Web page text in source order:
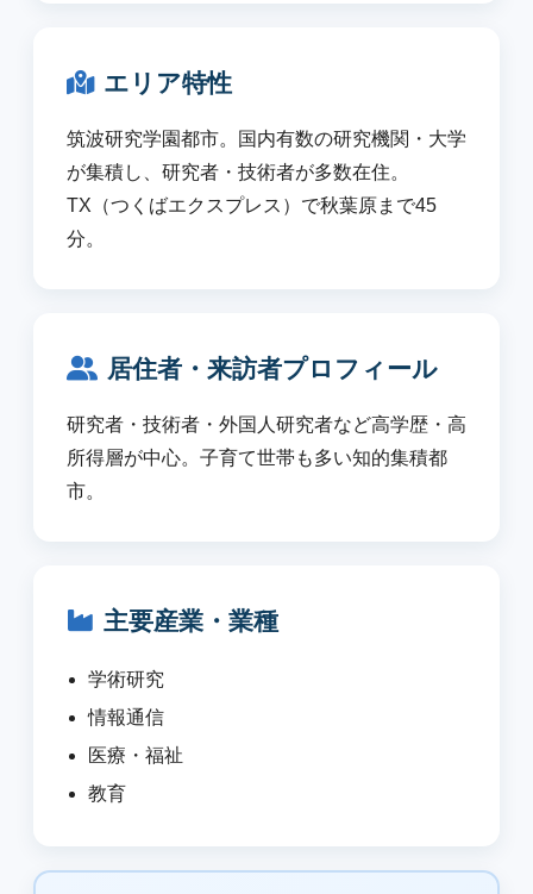
エリア特性
筑波研究学園都市。国内有数の研究機関・大学
が集積し、研究者・技術者が多数在住。
TX（つくばエクスプレス）で秋葉原まで45
分。
居住者・来訪者プロフィール
研究者・技術者・外国人研究者など高学歴・高
所得層が中心。子育て世帯も多い知的集積都
市。
主要産業・業種
学術研究
情報通信
医療・福祉
教育